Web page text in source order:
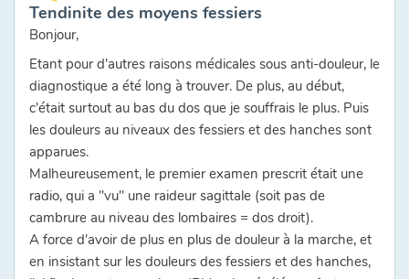
Tendinite des moyens fessiers
Bonjour,
Etant pour d'autres raisons médicales sous anti-douleur, le
diagnostique a été long à trouver. De plus, au début,
c'était surtout au bas du dos que je souffrais le plus. Puis
les douleurs au niveaux des fessiers et des hanches sont
apparues.
Malheureusement, le premier examen prescrit était une
radio, qui a "vu" une raideur sagittale (soit pas de
cambrure au niveau des lombaires = dos droit).
A force d'avoir de plus en plus de douleur à la marche, et
en insistant sur les douleurs des fessiers et des hanches,